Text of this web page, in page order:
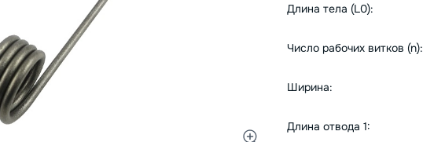
Длина тела (L0):
Число рабочих витков (n):
Ширина:
Длина отвода 1: